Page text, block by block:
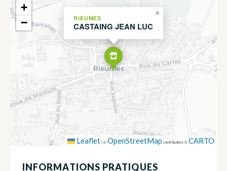
RIEUMES
CASTAING JEAN LUC
×
+
−
Leaflet|©OpenStreetMap contributors ©CARTO
INFORMATIONS PRATIQUES